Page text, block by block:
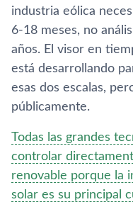
industria eólica
6-18 meses, no
años. El visor en
está desarrollando
esas dos escalas,
públicamente.
Todas las grandes
controlar
renovable porque la
solar es su principal